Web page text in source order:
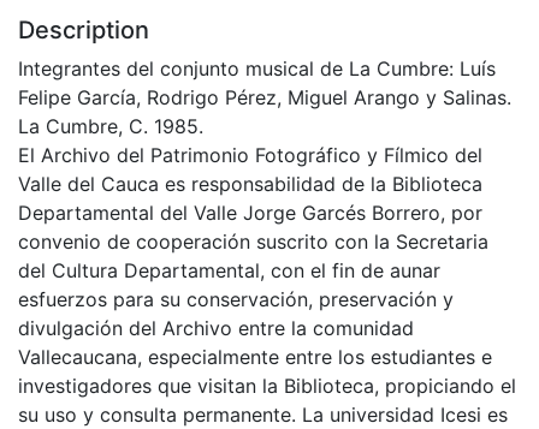
Description
Integrantes del conjunto musical de La Cumbre: Luís
Felipe García, Rodrigo Pérez, Miguel Arango y Salinas.
La Cumbre, C. 1985.
El Archivo del Patrimonio Fotográfico y Fílmico del
Valle del Cauca es responsabilidad de la Biblioteca
Departamental del Valle Jorge Garcés Borrero, por
convenio de cooperación suscrito con la Secretaria
del Cultura Departamental, con el fin de aunar
esfuerzos para su conservación, preservación y
divulgación del Archivo entre la comunidad
Vallecaucana, especialmente entre los estudiantes e
investigadores que visitan la Biblioteca, propiciando el
su uso y consulta permanente. La universidad Icesi es